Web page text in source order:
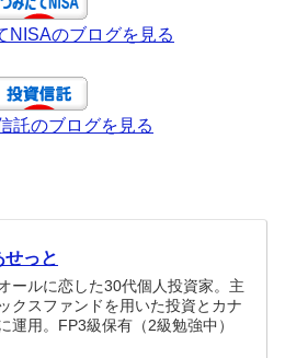
NISAのブログを見る
託のブログを見る
せっと
ールに恋した30代個人投資家。主
クスファンドを用いた投資とカナ
運用。FP3級保有（2級勉強中）